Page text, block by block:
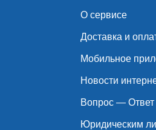
О сервисе
Доставка и
Мобильное
Новости
Вопрос — Ответ
Юридическим